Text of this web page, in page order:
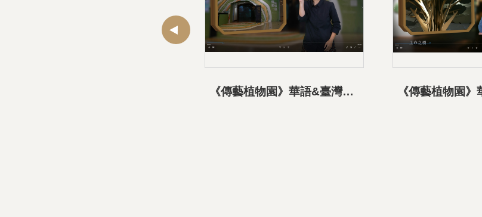
《傳藝植物園》華語&臺灣手語導覽影片-01展覽介紹